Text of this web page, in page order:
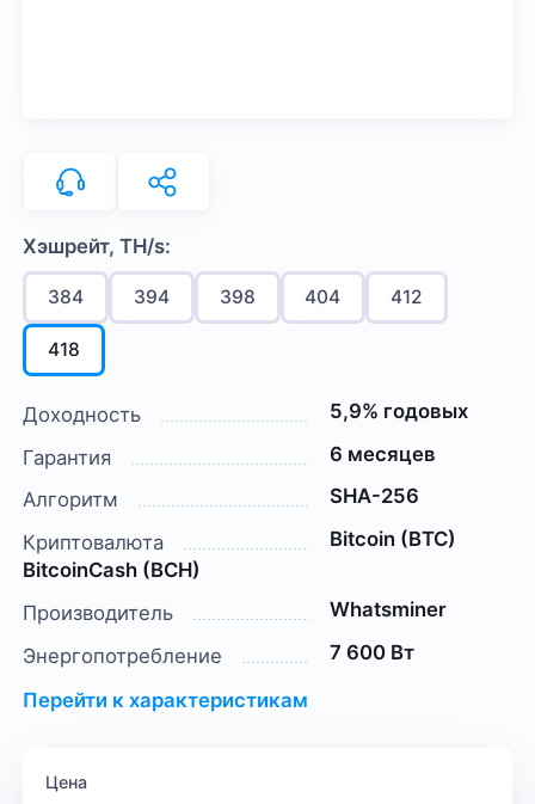
Хэшрейт, TH/s:
384 394 398 404 412
418
Доходность
5,9% годовых
Гарантия
6 месяцев
Алгоритм
SHA-256
Криптовалюта
Bitcoin (BTC)
BitcoinCash (BCH)
Производитель
Whatsminer
Энергопотребление
7 600 Вт
Перейти к характеристикам
Цена